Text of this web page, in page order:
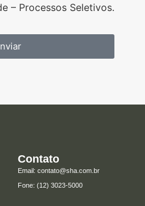
– Processos Seletivos.
Contato
Email: contato@sha.com.br
​Fone: (12) 3023-5000